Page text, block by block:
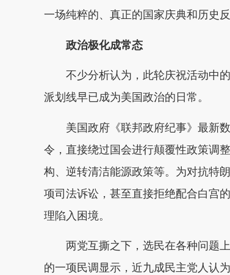
一场纯粹的、真正的国家庆典和历史
政治极化成常态
不少分析认为，此轮庆祝活动中
派划线早已成为美国政治的日常。
美国政府《联邦政府纪事》最新
令，直接绕过国会进行颠覆性政策调
构、逆转清洁能源政策等。为对抗特
项司法诉讼，甚至直接拒绝配合白宫
理陷入困境。
两党互撕之下，选民在各种问题
的一项民调显示，近九成民主党人认